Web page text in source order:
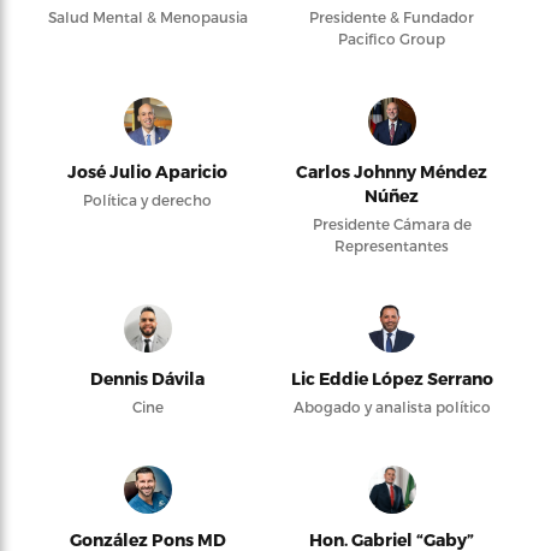
Salud Mental & Menopausia
Presidente & Fundador
Pacifico Group
José Julio Aparicio
Política y derecho
Carlos Johnny Méndez
Núñez
Presidente Cámara de
Representantes
Dennis Dávila
Cine
Lic Eddie López Serrano
Abogado y analista político
González Pons MD
Hon. Gabriel “Gaby”